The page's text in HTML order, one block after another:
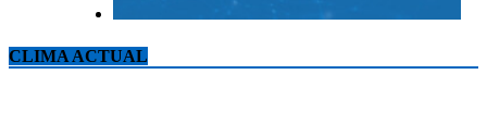
CLIMA ACTUAL